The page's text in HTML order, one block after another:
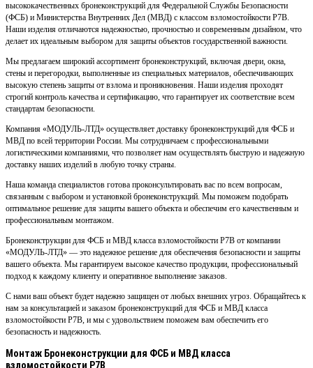
высококачественных бронеконструкций для Федеральной Службы Безопасности
(ФСБ) и Министерства Внутренних Дел (МВД) с классом взломостойкости Р7В.
Наши изделия отличаются надежностью, прочностью и современным дизайном, что
делает их идеальным выбором для защиты объектов государственной важности.
Мы предлагаем широкий ассортимент бронеконструкций, включая двери, окна,
стены и перегородки, выполненные из специальных материалов, обеспечивающих
высокую степень защиты от взлома и проникновения. Наши изделия проходят
строгий контроль качества и сертификацию, что гарантирует их соответствие всем
стандартам безопасности.
Компания «МОДУЛЬ-ЛТД» осуществляет доставку бронеконструкций для ФСБ и
МВД по всей территории России. Мы сотрудничаем с профессиональными
логистическими компаниями, что позволяет нам осуществлять быструю и надежную
доставку наших изделий в любую точку страны.
Наша команда специалистов готова проконсультировать вас по всем вопросам,
связанным с выбором и установкой бронеконструкций. Мы поможем подобрать
оптимальное решение для защиты вашего объекта и обеспечим его качественным и
профессиональным монтажом.
Бронеконструкции для ФСБ и МВД класса взломостойкости Р7В от компании
«МОДУЛЬ-ЛТД» — это надежное решение для обеспечения безопасности и защиты
вашего объекта. Мы гарантируем высокое качество продукции, профессиональный
подход к каждому клиенту и оперативное выполнение заказов.
С нами ваш объект будет надежно защищен от любых внешних угроз. Обращайтесь к
нам за консультацией и заказом бронеконструкций для ФСБ и МВД класса
взломостойкости Р7В, и мы с удовольствием поможем вам обеспечить его
безопасность и надежность.
Монтаж Бронеконструкции для ФСБ и МВД класса
взломостойкости Р7В